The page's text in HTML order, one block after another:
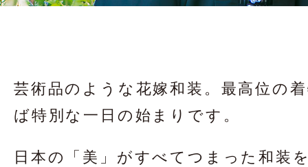
Costume
芸術品のような花嫁和装。 最高位の
ば特別な一日の始まりです。
日本の「美」がすべてつまった和装